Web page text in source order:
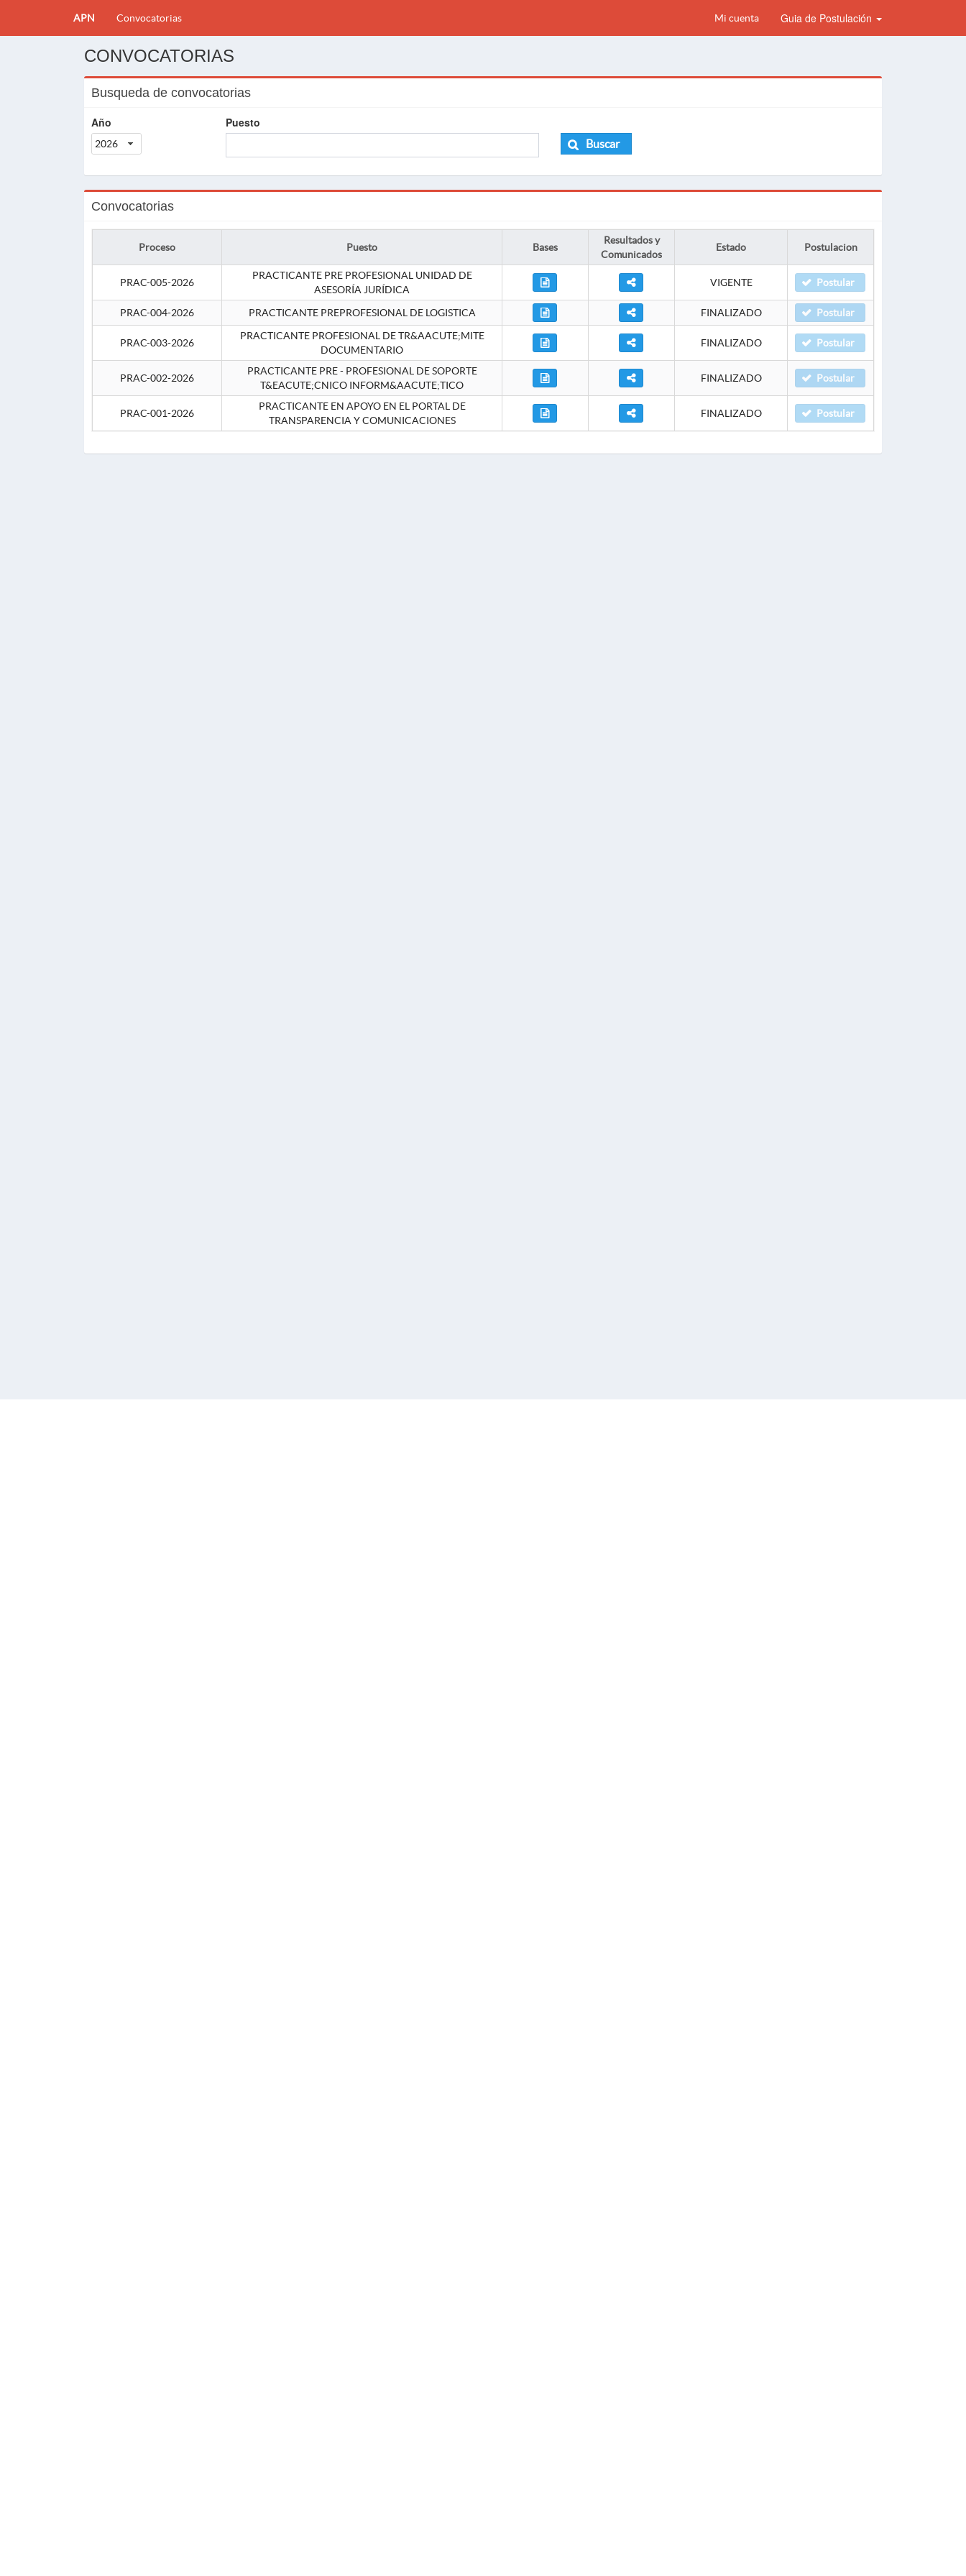
APN Convocatorias Mi cuenta Guia de Postulación
CONVOCATORIAS
Busqueda de convocatorias
Año
2026
Puesto
Buscar
Convocatorias
Proceso Puesto Bases
Resultados y
Comunicados
Estado Postulacion
PRAC-005-2026
PRACTICANTE PRE PROFESIONAL UNIDAD DE
ASESORÍA JURÍDICA
VIGENTE Postular
PRAC-004-2026 PRACTICANTE PREPROFESIONAL DE LOGISTICA FINALIZADO Postular
PRAC-003-2026
PRACTICANTE PROFESIONAL DE TR&AACUTE;MITE
DOCUMENTARIO
FINALIZADO Postular
PRAC-002-2026
PRACTICANTE PRE - PROFESIONAL DE SOPORTE
T&EACUTE;CNICO INFORM&AACUTE;TICO
FINALIZADO Postular
PRAC-001-2026
PRACTICANTE EN APOYO EN EL PORTAL DE
TRANSPARENCIA Y COMUNICACIONES
FINALIZADO Postular